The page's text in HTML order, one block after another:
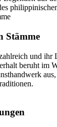
Stämme
und
beruht im